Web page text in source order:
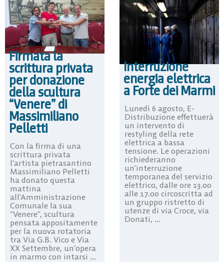
Firmata la
scrittura privata
per donazione
della scultura
“Venere” di
Massimiliano
Pelletti
Con la firma di una
scrittura privata
l’artista pietrasantino
Massimiliano Pelletti
ha donato questa
mattina
all’Amministrazione
Comunale la sua
“Venere”, scultura
pensata appositamente
per la nuova rotatoria
tra Via G.B. Vico e Via
XX Settembre, un’opera
in marmo con intarsi ...
Interruzione
energia elettrica
a Forte dei Marmi
Lunedì 6 agosto, E-
Distribuzione effettuerà
un intervento di
restyling della rete
elettrica a bassa
tensione. Le operazioni
richiederanno
un’interruzione
temporanea del servizio
elettrico, dalle ore 13.00
alle 17.00 circoscritta ad
un gruppo ristretto di
utenze di via Croce, via
Donati, ...